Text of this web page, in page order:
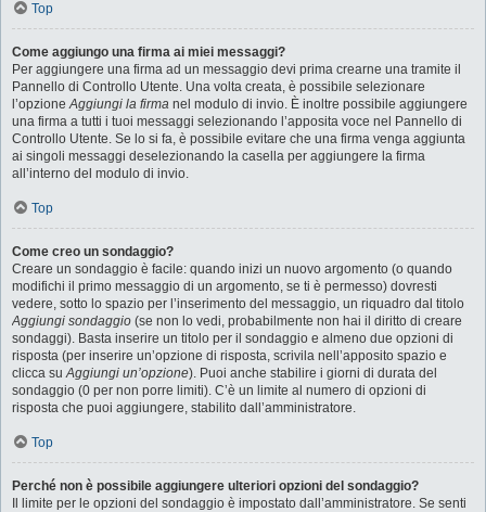
Top
Come aggiungo una firma ai miei messaggi?
Per aggiungere una firma ad un messaggio devi prima crearne una tramite il
Pannello di Controllo Utente. Una volta creata, è possibile selezionare
l’opzioneAggiungi la firma nel modulo di invio. È inoltre possibile aggiungere
una firma a tutti i tuoi messaggi selezionando l’apposita voce nel Pannello di
Controllo Utente. Se lo si fa, è possibile evitare che una firma venga aggiunta
ai singoli messaggi deselezionando la casella per aggiungere la firma
all’interno del modulo di invio.
Top
Come creo un sondaggio?
Creare un sondaggio è facile: quando inizi un nuovo argomento (o quando
modifichi il primo messaggio di un argomento, se ti è permesso) dovresti
vedere, sotto lo spazio per l’inserimento del messaggio, un riquadro dal titolo
Aggiungi sondaggio (se non lo vedi, probabilmente non hai il diritto di creare
sondaggi). Basta inserire un titolo per il sondaggio e almeno due opzioni di
risposta (per inserire un’opzione di risposta, scrivila nell’apposito spazio e
clicca suAggiungi un’opzione). Puoi anche stabilire i giorni di durata del
sondaggio (0 per non porre limiti). C’è un limite al numero di opzioni di
risposta che puoi aggiungere, stabilito dall’amministratore.
Top
Perché non è possibile aggiungere ulteriori opzioni del sondaggio?
Il limite per le opzioni del sondaggio è impostato dall’amministratore. Se senti